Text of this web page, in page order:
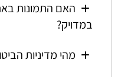
האם התמונות
במדויק?
מהי מדיניות